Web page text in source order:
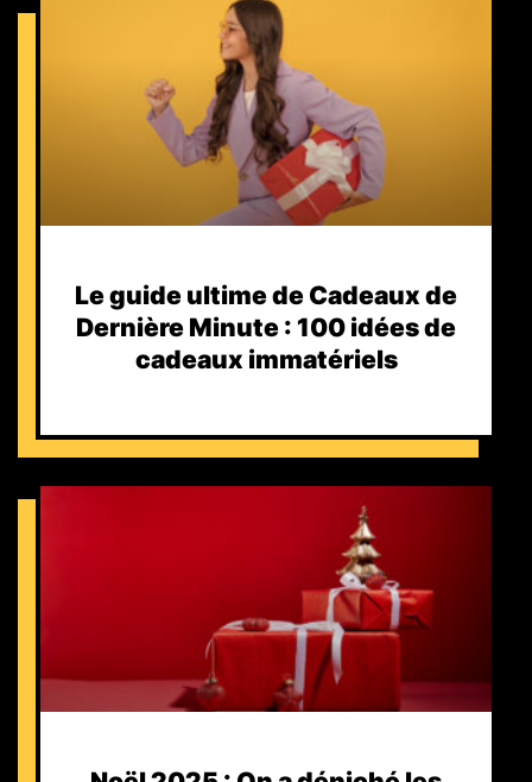
Le guide ultime de Cadeaux de
Dernière Minute : 100 idées de
cadeaux immatériels